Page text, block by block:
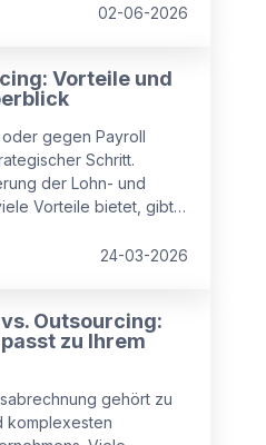
drei Schritten strukturiert
02-06-2026
Vorteile und
gegen Payroll
Schritt.
der Lohn- und
Vorteile bietet, gibt
24-03-2026
Outsourcing:
zu Ihrem
gehört zu
komplexesten